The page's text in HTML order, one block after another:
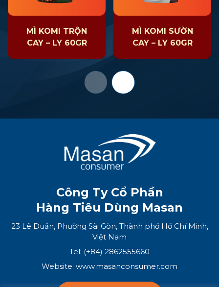
MÌ KOMI TRỘN
CAY – LY 60GR
MÌ KOMI SƯỜN
CAY – LY 60GR
Công Ty Cổ Phần
Hàng Tiêu Dùng Masan
23 Lê Duẩn, Phường Sài Gòn, Thành phố Hồ Chí Minh,
Việt Nam
Tel: (+84) 2862555660
Website: www.masanconsumer.com